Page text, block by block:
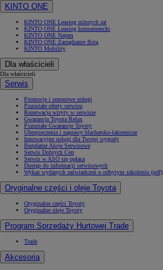
KINTO ONE
KINTO ONE Leasing niższych rat
KINTO ONE Leasing konsumencki
KINTO ONE Najem
KINTO ONE Zarządzanie flotą
KINTO Mobility
Dla właścicieli
Dla właścicieli
Serwis
Promocje i sezonowe usługi
Pozostałe oferty serwisu
Rezerwacja wizyty w serwisie
Gwarancja Toyota Relax
Pozostałe Gwarancje Toyoty
Ubezpieczenia i naprawy blacharsko-lakiernicze
Innowacyjne usługi dla Twojej wygody
Bezpłatne Akcje Serwisowe
Serwis Dobrych Cen
Serwis w ASO się opłaca
Dostęp do informacji serwisowych
Wykaz wydanych zaświadczeń o odbytym szkoleniu (pdf)
Oryginalne części i oleje Toyota
Oryginalne części Toyoty
Oryginalne oleje Toyoty
Program Sprzedaży Hurtowej Trade
Trade
Akcesoria